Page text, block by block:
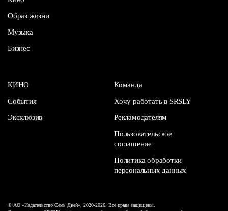
Образ жизни
Музыка
Бизнес
КИНО
События
Эксклюзив
Команда
Хочу работать в SRSLY
Рекламодателям
Пользовательское
соглашение
Политика обработки
персональных данных
© АО «Издательство Семь Дней», 2020-2026. Все права защищены.